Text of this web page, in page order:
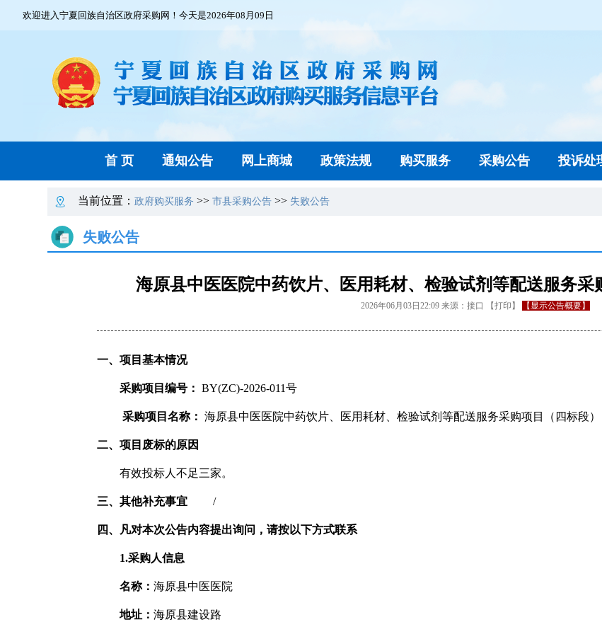
欢迎进入宁夏回族自治区政府采购网！今天是2026年08月09日
首 页 通知公告 网上商城 政策法规 购买服务 采购公告 投诉处
当前位置： 政府购买服务 >> 市县采购公告 >> 失败公告
失败公告
海原县中医医院中药饮片、医用耗材、检验试剂等配送服务
2026年06月03日22:09 来源： 接口 【打印 】 【显示公告概要】
一、项目基本情况
采购项目编号： BY(ZC)-2026-011号
采购项目名称： 海原县中医医院中药饮片、医用耗材、检验试剂等配送服务采购项目（四标段）
二、项目废标的原因
有效投标人不足三家。
三、其他补充事宜/
四、凡对本次公告内容提出询问，请按以下方式联系
1.采购人信息
名称： 海原县中医医院
地址： 海原县建设路